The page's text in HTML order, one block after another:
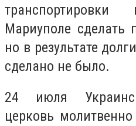
Мариуполе сделать
но в результате
сделано не было.
24 июля
церковь